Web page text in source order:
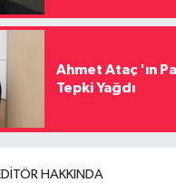
Ahmet Ataç 'ın
Tepki Yağdı
HAKKINDA